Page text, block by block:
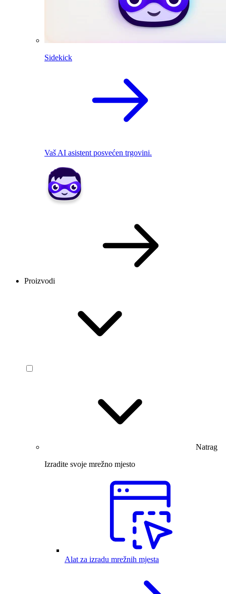
Sidekick
Vaš AI asistent posvećen trgovini.
Proizvodi
Natrag
Izradite svoje mrežno mjesto
Alat za izradu mrežnih mjesta